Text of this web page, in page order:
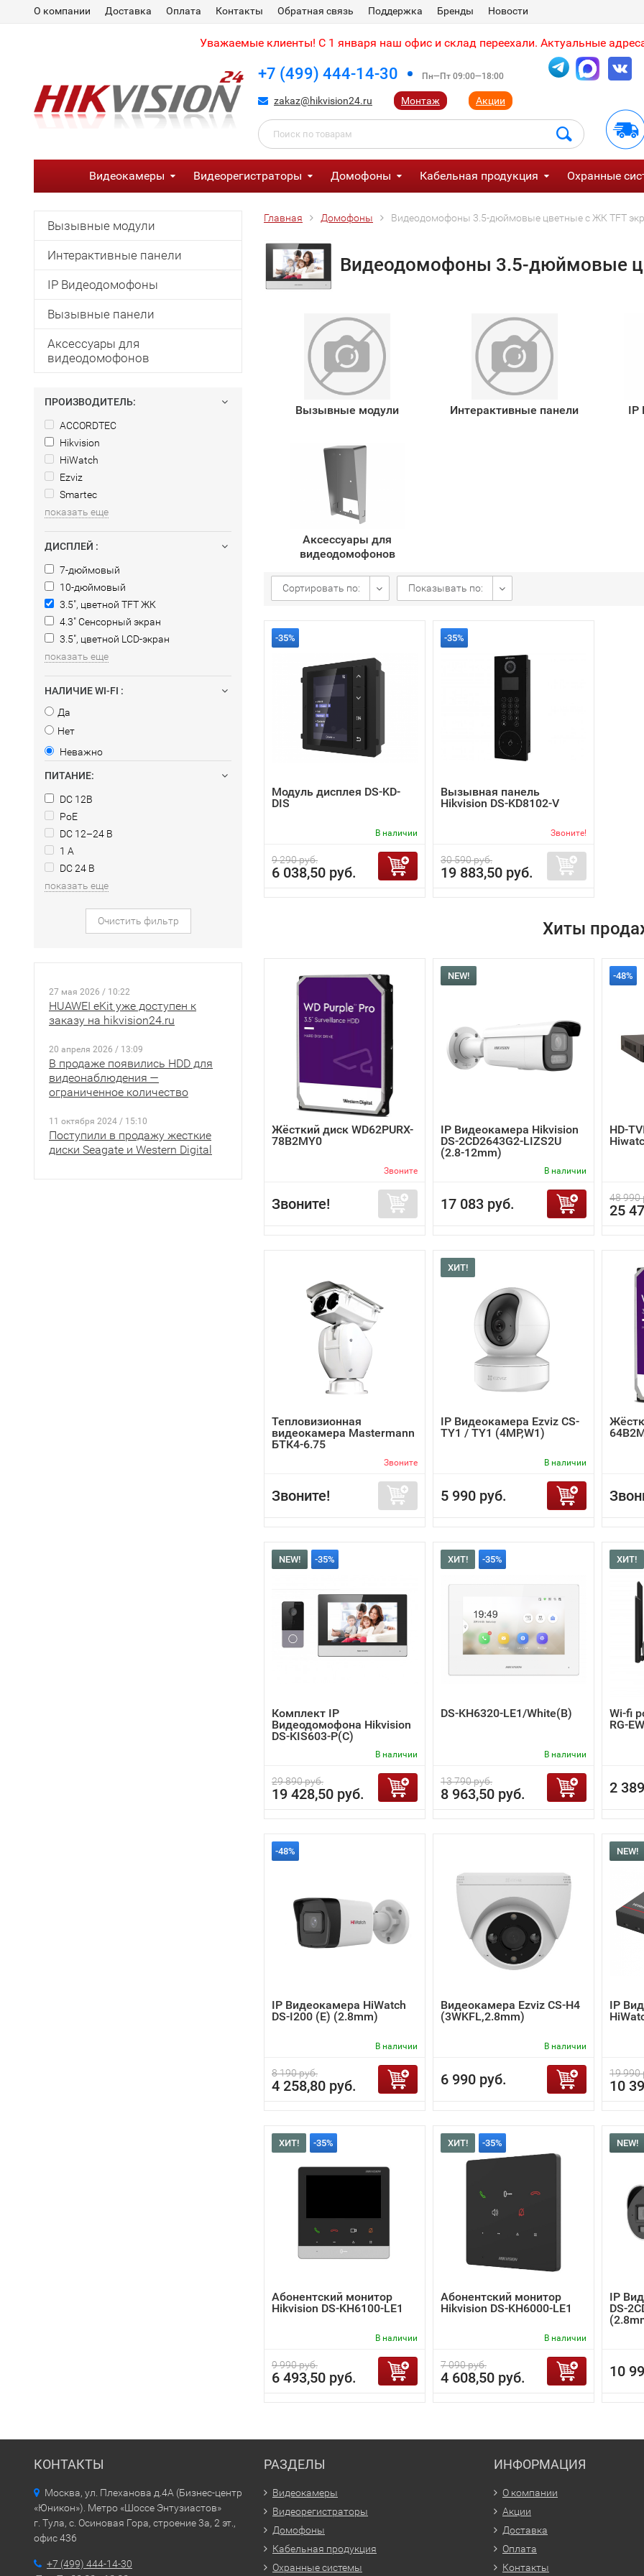
О компании Доставка Оплата Контакты Обратная связь Поддержка Бренды Новости
Уважаемые клиенты! С 1 января наш офис и склад переехали. Актуальные
+7 (499) 444-14-30 Пн—Пт 09:00—18:00
zakaz@hikvision24.ru Монтаж Акции
Видеокамеры Видеорегистраторы Домофоны Кабельная продукция Охранные
Вызывные модули
Интерактивные панели
IP Видеодомофоны
Вызывные панели
Аксессуары для
видеодомофонов
ПРОИЗВОДИТЕЛЬ:
ACCORDTEC
Hikvision
HiWatch
Ezviz
Smartec
показать еще
ДИСПЛЕЙ :
7-дюймовый
10-дюймовый
3.5″, цветной TFT ЖК
4.3" Сенсорный экран
3.5″, цветной LCD-экран
показать еще
НАЛИЧИЕ WI-FI :
Да
Нет
Неважно
ПИТАНИЕ:
DC 12В
PoE
DC 12–24 В
1 А
DC 24 В
показать еще
Очистить фильтр
27 мая 2026 / 10:22
HUAWEI eKit уже доступен к
заказу на hikvision24.ru
20 апреля 2026 / 13:09
В продаже появились HDD для
видеонаблюдения —
ограниченное количество
11 октября 2024 / 15:10
Поступили в продажу жесткие
диски Seagate и Western Digital
Главная Домофоны Видеодомофоны 3.5-дюймовые цветные с ЖК TFT
Видеодомофоны 3.5-дюймовые
Вызывные модули Интерактивные панели IP
Аксессуары для
видеодомофонов
Сортировать по: Показывать по:
-35%
Модуль дисплея DS-KD-
DIS
В наличии
9 290 руб.
6 038,50 руб.
-35%
Вызывная панель
Hikvision DS-KD8102-V
Звоните!
30 590 руб.
19 883,50 руб.
Хиты
Жёсткий диск WD62PURX-
78B2MY0
Звоните
Звоните!
NEW!
IP Видеокамера Hikvision
DS-2CD2643G2-LIZS2U
(2.8-12mm)
В наличии
17 083 руб.
-48%
HD-
48 990
25
Тепловизионная
видеокамера Mastermann
БТК4-6.75
Звоните
Звоните!
ХИТ!
IP Видеокамера Ezviz CS-
TY1 / TY1 (4MP,W1)
В наличии
5 990 руб.
NEW! -35%
Комплект IP
Видеодомофона Hikvision
DS-KIS603-P(C)
В наличии
29 890 руб.
19 428,50 руб.
ХИТ! -35%
DS-KH6320-LE1/White(B)
В наличии
13 790 руб.
8 963,50 руб.
ХИТ!
Wi-fi
RG-
2
-48%
IP Видеокамера HiWatch
DS-I200 (E) (2.8mm)
В наличии
8 190 руб.
4 258,80 руб.
Видеокамера Ezviz CS-H4
(3WKFL,2.8mm)
В наличии
6 990 руб.
NEW!
IP
19 990
10
ХИТ! -35%
Абонентский монитор
Hikvision DS-KH6100-LE1
В наличии
9 990 руб.
6 493,50 руб.
ХИТ! -35%
Абонентский монитор
Hikvision DS-KH6000-LE1
В наличии
7 090 руб.
4 608,50 руб.
NEW!
IP
DS-
10
КОНТАКТЫ
Москва, ул. Плеханова д.4А (Бизнес-центр
«Юникон»). Метро «Шоссе Энтузиастов»
г. Тула, с. Осиновая Гора, строение 3а, 2 эт.,
офис 436
+7 (499) 444-14-30
РАЗДЕЛЫ
Видеокамеры
Видеорегистраторы
Домофоны
Кабельная продукция
Охранные системы
ИНФОРМАЦИЯ
О компании
Акции
Доставка
Оплата
Контакты